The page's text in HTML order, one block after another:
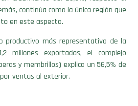
en este aspecto.
productivo más representativo de la
millones exportados, el complejo
y membrillos) explica un 56,5% de
ventas al exterior.